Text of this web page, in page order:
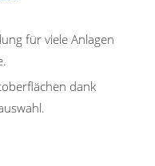
für viele Anlagen
dank